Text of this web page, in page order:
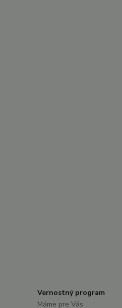
Vernostný program
Máme pre Vás